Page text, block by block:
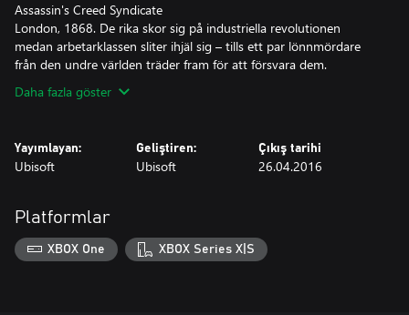
Assassin's Creed Syndicate
London, 1868. De rika skor sig på industriella revolutionen
medan arbetarklassen sliter ihjäl sig – tills ett par lönnmördare
från den undre världen träder fram för att försvara dem.
Daha fazla göster
Yayımlayan:
Ubisoft
Geliştiren:
Ubisoft
Çıkış tarihi
26.04.2016
Platformlar
XBOX One XBOX Series X|S